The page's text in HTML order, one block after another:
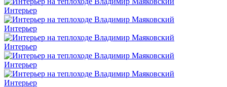
Интерьер
Интерьер
Интерьер
Интерьер
Интерьер